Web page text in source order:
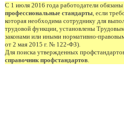
С 1 июля 2016 года работодатели
профессиональные стандарты, если
которая необходима сотруднику для
трудовой функции, установлены
законами или иными нормативно-
от 2 мая 2015 г. № 122-ФЗ).
Для поиска утвержденных
справочник профстандартов.